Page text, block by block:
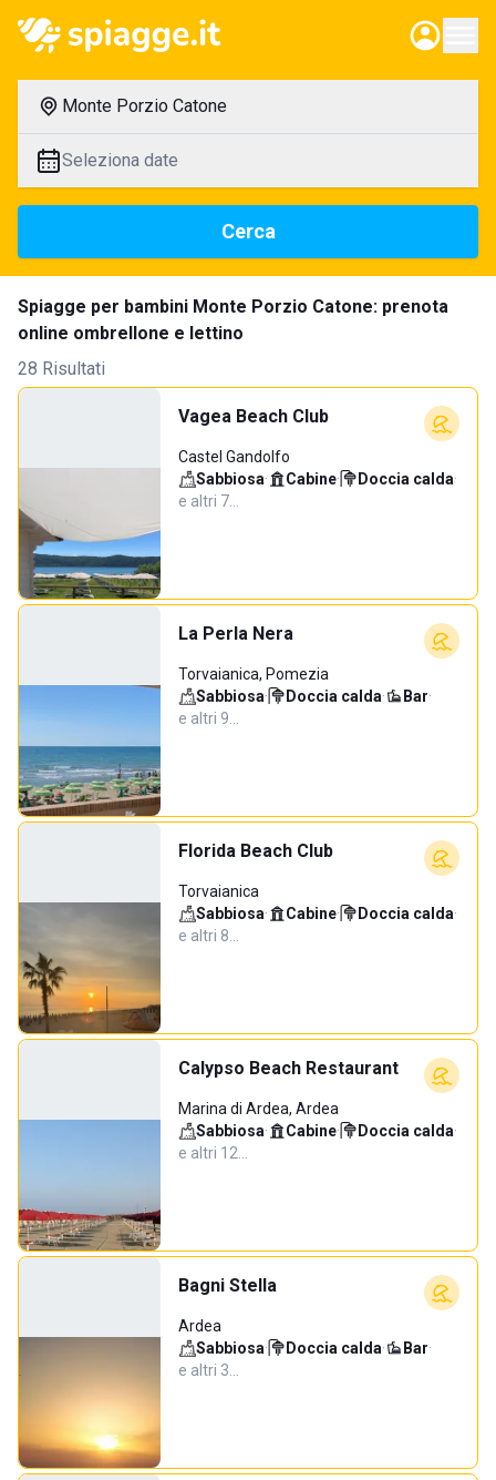
Monte Porzio Catone
Seleziona date
Cerca
Spiagge per bambini Monte Porzio Catone: prenota
online ombrellone e lettino
28 Risultati
Vagea Beach Club
Castel Gandolfo
Sabbiosa· Cabine· Doccia calda·
e altri 7…
La Perla Nera
Torvaianica, Pomezia
Sabbiosa· Doccia calda· Bar·
e altri 9…
Florida Beach Club
Torvaianica
Sabbiosa· Cabine· Doccia calda·
e altri 8…
Calypso Beach Restaurant
Marina di Ardea, Ardea
Sabbiosa· Cabine· Doccia calda·
e altri 12…
Bagni Stella
Ardea
Sabbiosa· Doccia calda· Bar·
e altri 3…